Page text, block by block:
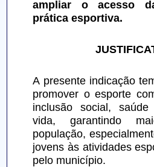
ampliar o acesso
prática esportiva.
A presente indicação
promover o esporte
inclusão social,
vida, garantindo
população,
jovens às atividades
pelo município.